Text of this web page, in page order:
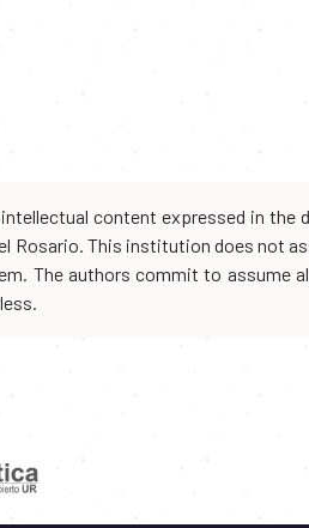
content expressed in
Rosario. This institution does not
The authors commit to assume